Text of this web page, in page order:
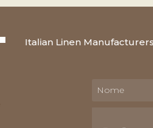
Italian Linen Manufacturers